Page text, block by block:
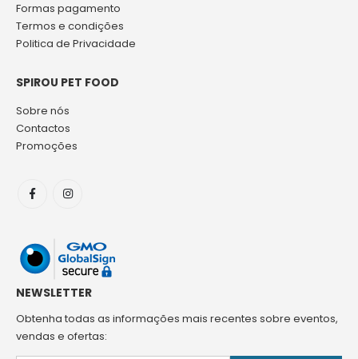
Formas pagamento
Termos e condições
Politica de Privacidade
SPIROU PET FOOD
Sobre nós
Contactos
Promoções
NEWSLETTER
Obtenha todas as informações mais recentes sobre eventos,
vendas e ofertas: